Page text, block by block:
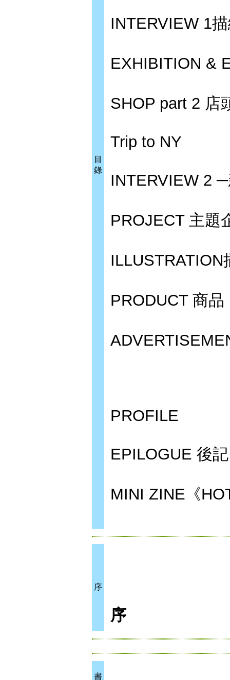
目
錄
INTERVIEW 1
EXHIBITION &
SHOP part 2 店
Trip to NY
INTERVIEW 2
PROJECT 主題
ILLUSTRATION
PRODUCT 商品
PROFILE
EPILOGUE 後記
MINI ZINE《
序
序
書